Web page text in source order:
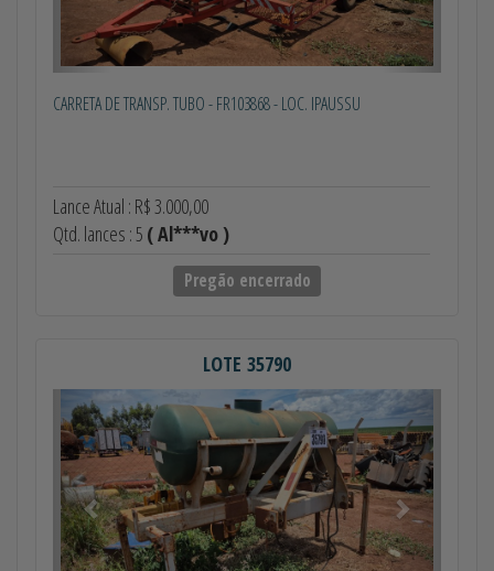
CARRETA DE TRANSP. TUBO - FR103868 - LOC. IPAUSSU
Lance Atual : R$ 3.000,00
Qtd. lances : 5 ( Al***vo )
Pregão encerrado
LOTE 35790
Anterior Próximo